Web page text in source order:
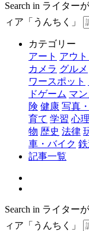
Search in ライター
ィア「うんちく」
カテゴリー
アート アウ
カメラ グルメ
ワースポット
ドゲーム マ
険 健康 写真
育て 学習 心理
物 歴史 法律
車・バイク
記事一覧
Search in ライター
ィア「うんちく」